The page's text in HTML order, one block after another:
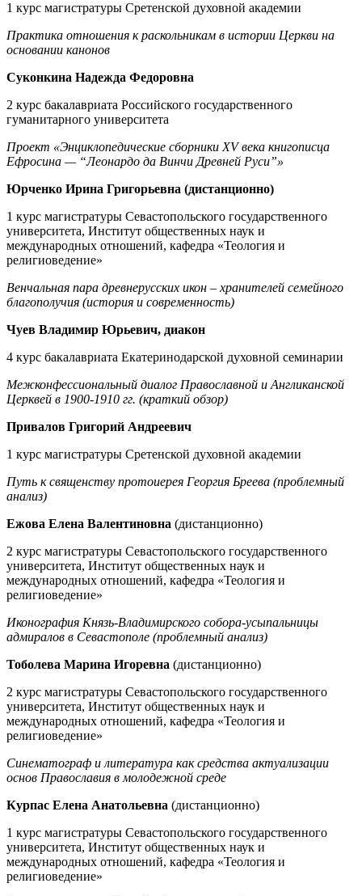
1 курс магистратуры Сретенской духовной академии
Практика отношения к раскольникам в истории Церкви на
основании канонов
Суконкина Надежда Федоровна
2 курс бакалавриата Российского государственного
гуманитарного университета
Проект «Энциклопедические сборники XV века книгописца
Ефросина — “Леонардо да Винчи Древней Руси”»
Юрченко Ирина Григорьевна (дистанционно)
1 курс магистратуры Севастопольского государственного
университета, Институт общественных наук и
международных отношений, кафедра «Теология и
религиоведение»
Венчальная пара древнерусских икон – хранителей семейного
благополучия (история и современность)
Чуев Владимир Юрьевич, диакон
4 курс бакалавриата Екатеринодарской духовной семинарии
Межконфессиональный диалог Православной и Англиканской
Церквей в 1900-1910 гг. (краткий обзор)
Привалов Григорий Андреевич
1 курс магистратуры Сретенской духовной академии
Путь к священству протоиерея Георгия Бреева (проблемный
анализ)
Ежова Елена Валентиновна (дистанционно)
2 курс магистратуры Севастопольского государственного
университета, Институт общественных наук и
международных отношений, кафедра «Теология и
религиоведение»
Иконография Князь-Владимирского собора-усыпальницы
адмиралов в Севастополе (проблемный анализ)
Тоболева Марина Игоревна (дистанционно)
2 курс магистратуры Севастопольского государственного
университета, Институт общественных наук и
международных отношений, кафедра «Теология и
религиоведение»
Синематограф и литература как средства актуализации
основ Православия в молодежной среде
Курпас Елена Анатольевна (дистанционно)
1 курс магистратуры Севастопольского государственного
университета, Институт общественных наук и
международных отношений, кафедра «Теология и
религиоведение»